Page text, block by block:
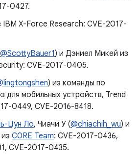
0427.
IBM X-Force Research: CVE-2017-
@ScottyBauer1) и Дэниел Микей из
CVE-2017-0405.
) из команды по
для мобильных устройств, Trend
0449, CVE-2016-8418.
Цун Ло, Чиачи У (@chiachih_wu) и
C0RE Team: CVE-2017-0436,
CVE-2017-0435.